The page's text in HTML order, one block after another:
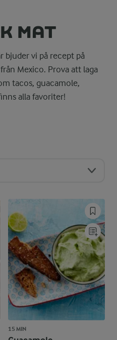
MAT
bjuder vi på recept på
Mexico. Prova att laga
tacos, guacamole,
alla favoriter!
15 MIN